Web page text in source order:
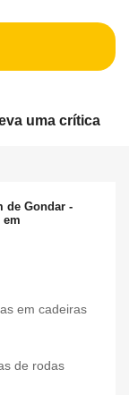
uma crítica
de Gondar -
em
em cadeiras
de rodas